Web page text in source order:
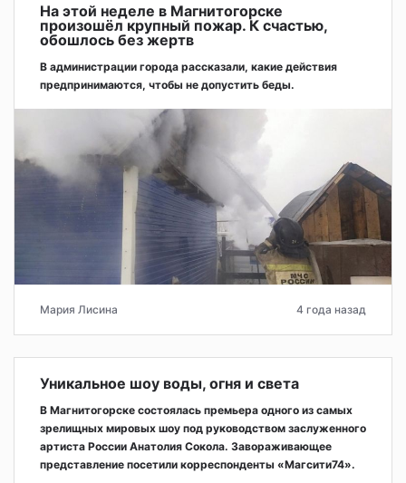
На этой неделе в Магнитогорске
произошёл крупный пожар. К счастью,
обошлось без жертв
В администрации города рассказали, какие действия
предпринимаются, чтобы не допустить беды.
Мария Лисина 4 года назад
Уникальное шоу воды, огня и света
В Магнитогорске состоялась премьера одного из самых
зрелищных мировых шоу под руководством заслуженного
артиста России Анатолия Сокола. Завораживающее
представление посетили корреспонденты «Магсити74».